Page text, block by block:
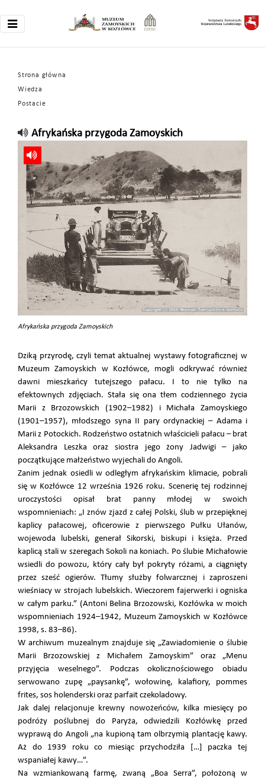
Strona główna
Wiedza
Postacie
Afrykańska przygoda Zamoyskich
Afrykańska przygoda Zamoyskich
Dziką przyrodę, czyli temat aktualnej wystawy fotograficznej w
Muzeum Zamoyskich w Kozłówce, mogli odkrywać również
dawni mieszkańcy tutejszego pałacu. I to nie tylko na
efektownych zdjęciach. Stała się ona tłem codziennego życia
Marii z Brzozowskich (1902–1982) i Michała Zamoyskiego
(1901–1957), młodszego syna II pary ordynackiej – Adama i
Marii z Potockich. Rodzeństwo ostatnich właścicieli pałacu – brat
Aleksandra Leszka oraz siostra jego żony Jadwigi – jako
początkujące małżeństwo wyjechali do Angoli.
Zanim jednak osiedli w odległym afrykańskim klimacie, pobrali
się w Kozłówce 12 września 1926 roku. Scenerię tej rodzinnej
uroczystości opisał brat panny młodej w swoich
wspomnieniach: „I znów zjazd z całej Polski, ślub w przepięknej
kaplicy pałacowej, oficerowie z pierwszego Pułku Ułanów,
wojewoda lubelski, generał Sikorski, biskupi i księża. Przed
kaplicą stali w szeregach Sokoli na koniach. Po ślubie Michałowie
wsiedli do powozu, który cały był pokryty różami, a ciągnięty
przez sześć ogierów. Tłumy służby folwarcznej i zaproszeni
wieśniacy w strojach lubelskich. Wieczorem fajerwerki i ogniska
w całym parku.” (Antoni Belina Brzozowski, Kozłówka w moich
wspomnieniach 1924–1942, Muzeum Zamoyskich w Kozłówce
1998, s. 83–86).
W archiwum muzealnym znajduje się „Zawiadomienie o ślubie
Marii Brzozowskiej z Michałem Zamoyskim” oraz „Menu
przyjęcia weselnego”. Podczas okolicznościowego obiadu
serwowano zupę „paysankę”, wołowinę, kalafiory, pommes
frites, sos holenderski oraz parfait czekoladowy.
Jak dalej relacjonuje krewny nowożeńców, kilka miesięcy po
podróży poślubnej do Paryża, odwiedzili Kozłówkę przed
wyprawą do Angoli „na kupioną tam olbrzymią plantację kawy.
Aż do 1939 roku co miesiąc przychodziła […] paczka tej
wspaniałej kawy…”.
Na wzmiankowaną farmę, zwaną „Boa Serra”, położoną w